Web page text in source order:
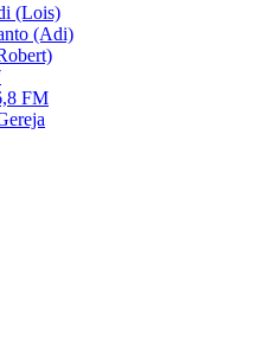
(Lois)
(Adi)
FM